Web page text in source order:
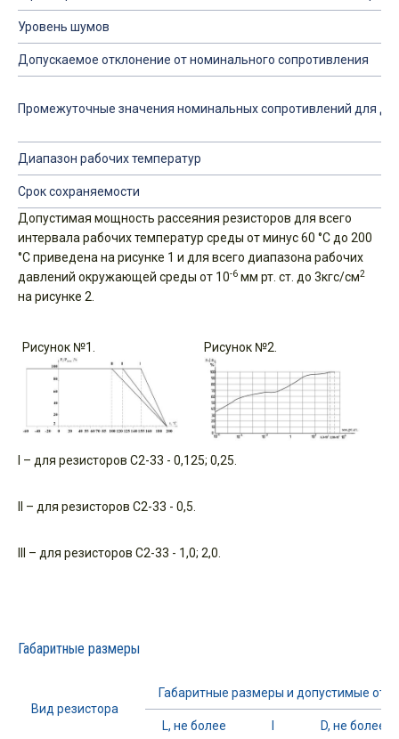
Уровень шумов
Допускаемое отклонение от номинального сопротивления
Промежуточные значения номинальных сопротивлений для
Диапазон рабочих температур
Срок сохраняемости
Допустимая мощность рассеяния резисторов для всего
интервала рабочих температур среды от минус 60 °С до 200
°С приведена на рисунке 1 и для всего диапазона рабочих
давлений окружающей среды от 10-6 мм рт. ст. до 3кгс/см2
на рисунке 2.
Рисунок №1. Рисунок №2.
I – для резисторов С2-33 - 0,125; 0,25.
II – для резисторов С2-33 - 0,5.
III – для резисторов С2-33 - 1,0; 2,0.
Габаритные размеры
Вид резистора
Габаритные размеры и допустимые
L, не более D, не более